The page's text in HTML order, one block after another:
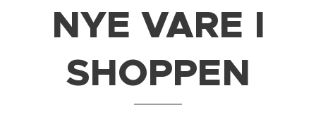
NYE VARE I
SHOPPEN